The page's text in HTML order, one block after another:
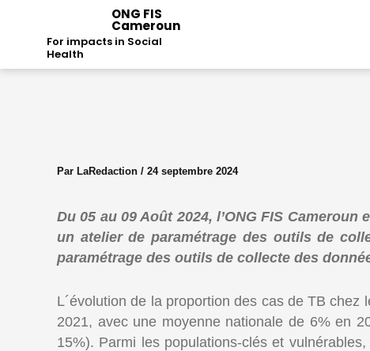
contenu
ONG FIS
Cameroun
For impacts in Social
Health
Par LaRedaction / 24 septembre 2024
Du 05 au 09 Août 2024, l’ONG FIS
un atelier de paramétrage des outils de
paramétrage des outils de collecte des
L´évolution de la proportion des cas de TB
2021, avec une moyenne nationale de 6% en
15%). Parmi les populations-clés et